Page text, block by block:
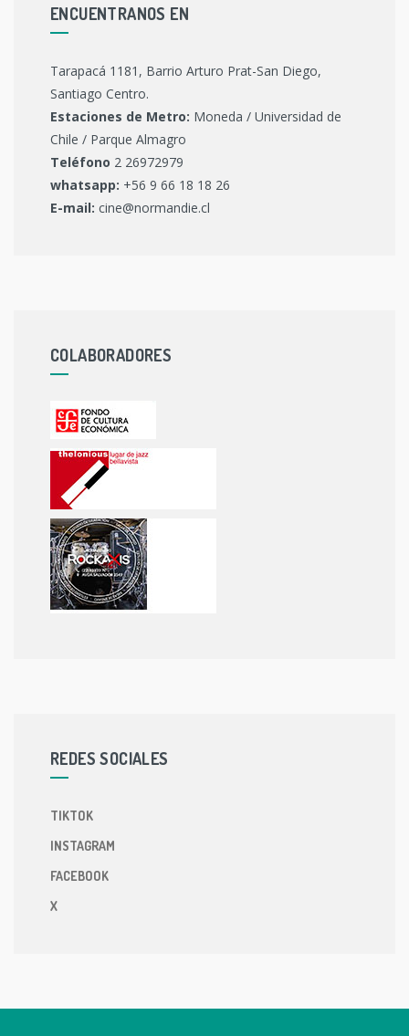
ENCUENTRANOS EN
Tarapacá 1181, Barrio Arturo Prat-San Diego,
Santiago Centro.
Estaciones de Metro: Moneda / Universidad de
Chile / Parque Almagro
Teléfono 2 26972979
whatsapp: +56 9 66 18 18 26
E-mail: cine@normandie.cl
COLABORADORES
REDES SOCIALES
TIKTOK
INSTAGRAM
FACEBOOK
X